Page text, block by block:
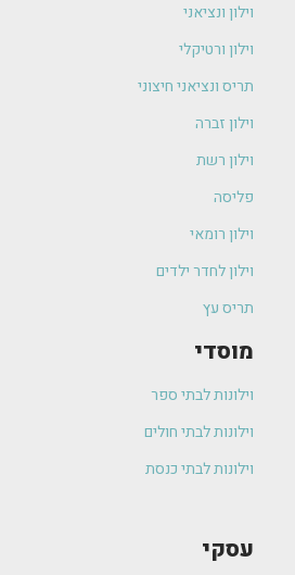
וילון ונציאני
וילון ורטיקלי
תריס ונציאני חיצוני
וילון זברה
וילון רשת
פליסה
וילון רומאי
וילון לחדר ילדים
תריס עץ
מוסדי
וילונות לבתי ספר
וילונות לבתי חולים
וילונות לבתי כנסת
עסקי